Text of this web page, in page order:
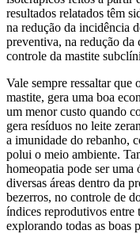
resultados relatados têm
na redução da incidência
preventiva, na redução da
controle da mastite
Vale sempre ressaltar que
mastite, gera uma boa
um menor custo quando
gera resíduos no leite
a imunidade do rebanho,
polui o meio ambiente.
homeopatia pode ser uma
diversas áreas dentro da
bezerros, no controle de
índices reprodutivos entre
explorando todas as boas